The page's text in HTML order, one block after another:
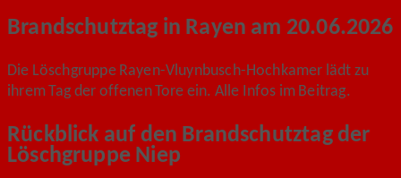
Brandschutztag in Rayen am 20.06.2026
Die Löschgruppe Rayen-Vluynbusch-Hochkamer lädt zu
ihrem Tag der offenen Tore ein. Alle Infos im Beitrag.
Rückblick auf den Brandschutztag der
Löschgruppe Niep